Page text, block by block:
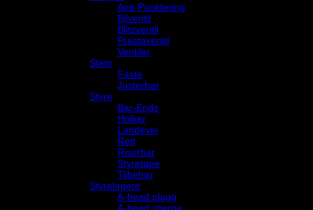
Anti-Punktering
Bilventil
Blitzventil
Prestaventil
Ventiler
Stem
Faste
Justerbar
Styre
Bar-Ends
Holker
Landevei
Rett
Riserbar
Styretape
Tilbehør
Styrelagere
A-head plugg